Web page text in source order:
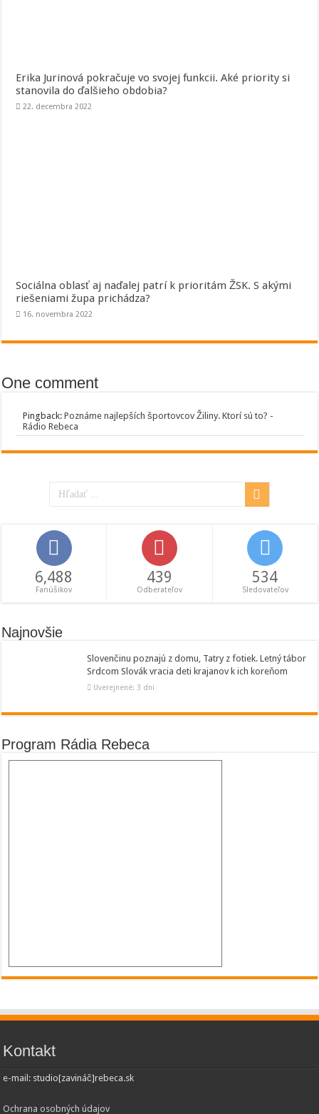
Erika Jurinová pokračuje vo svojej funkcii. Aké priority si
stanovila do ďalšieho obdobia?
22. decembra 2022
Sociálna oblasť aj naďalej patrí k prioritám ŽSK. S akými
riešeniami župa prichádza?
16. novembra 2022
One comment
Pingback:Poznáme najlepších športovcov Žiliny. Ktorí sú to? -
Rádio Rebeca
6,488
Fanúšikov
439
Odberateľov
534
Sledovateľov
Najnovšie
Slovenčinu poznajú z domu, Tatry z fotiek. Letný tábor
Srdcom Slovák vracia deti krajanov k ich koreňom
Uverejnené: 3 dni
Program Rádia Rebeca
Kontakt
e-mail: studio[zavináč]rebeca.sk
Ochrana osobných údajov